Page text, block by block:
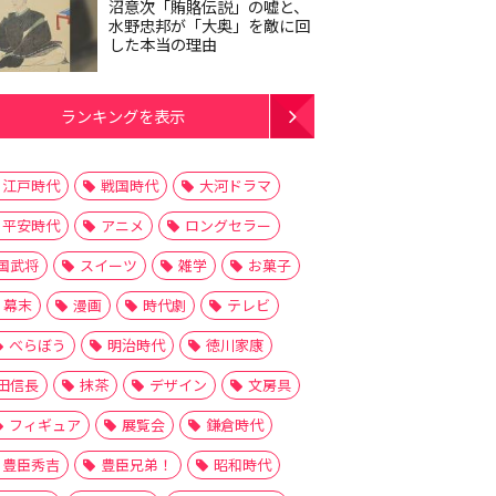
沼意次「賄賂伝説」の嘘と、
水野忠邦が「大奥」を敵に回
した本当の理由
ランキングを表示
江戸時代 戦国時代
大河ドラマ
平安時代
アニメ
ロングセラー
武将
スイーツ 雑学
お菓子
幕末
漫画 時代劇
テレビ
べらぼう
明治時代
徳川家康
信長
抹茶 デザイン
文房具
フィギュア
展覧会
鎌倉時代
豊臣秀吉
豊臣兄弟！
昭和時代